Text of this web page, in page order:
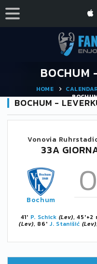
BOCHUM
HOME
BOCHUM -
Vonovia
33A
Bochum 0
41' P. Schick (Lev),
(Lev), 86' J. Stanišić (Lev)